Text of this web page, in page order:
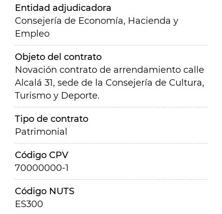
Entidad adjudicadora
Consejería de Economía, Hacienda y
Empleo
Objeto del contrato
Novación contrato de arrendamiento calle
Alcalá 31, sede de la Consejería de Cultura,
Turismo y Deporte.
Tipo de contrato
Patrimonial
Código CPV
70000000-1
Código NUTS
ES300